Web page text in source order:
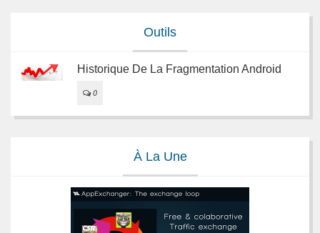
Outils
Historique De La Fragmentation Android
0
À La Une